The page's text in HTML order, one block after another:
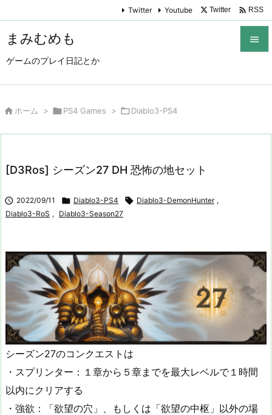
まみむめも
ゲームのプレイ日記とか

Twitter Youtube Twitter  RSS
 ホーム > PS4 Games > Diablo3-PS4
[D3Ros] シーズン27 DH 恐怖の地セット
 2022/09/11  Diablo3-PS4  Diablo3-DemonHunter ,
Diablo3-RoS , Diablo3-Season27
シーズン27のコンクエストは
・スプリンター：１章から５章までを最大レベルで１時間
以内にクリアする
・強欲：「欲望の穴」、もしくは「欲望の中枢」以外の場